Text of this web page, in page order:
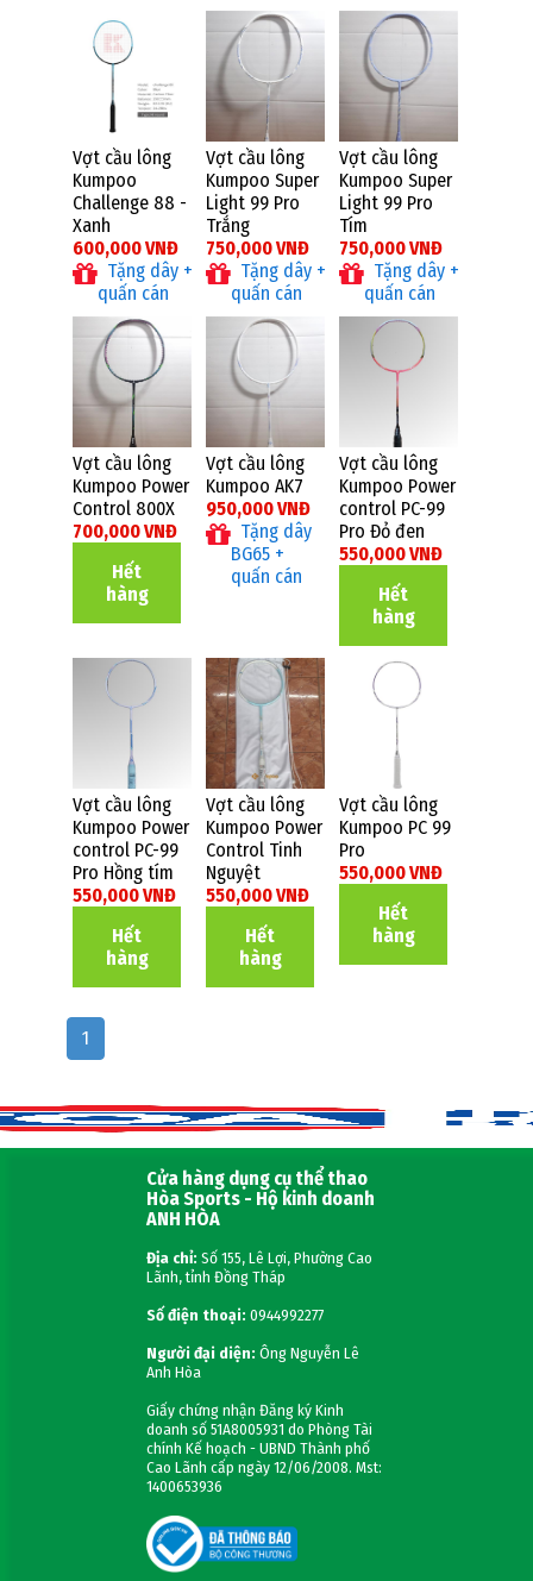
Vợt cầu lông
Kumpoo
Challenge 88 -
Xanh
600,000 VNĐ
Tặng dây +
quấn cán
Vợt cầu lông
Kumpoo Super
Light 99 Pro
Trắng
750,000 VNĐ
Tặng dây +
quấn cán
Vợt cầu lông
Kumpoo Super
Light 99 Pro
Tím
750,000 VNĐ
Tặng dây +
quấn cán
Vợt cầu lông
Kumpoo Power
Control 800X
700,000 VNĐ
Hết
hàng
Vợt cầu lông
Kumpoo AK7
950,000 VNĐ
Tặng dây
BG65 +
quấn cán
Vợt cầu lông
Kumpoo Power
control PC-99
Pro Đỏ đen
550,000 VNĐ
Hết
hàng
Vợt cầu lông
Kumpoo Power
control PC-99
Pro Hồng tím
550,000 VNĐ
Hết
hàng
Vợt cầu lông
Kumpoo Power
Control Tinh
Nguyệt
550,000 VNĐ
Hết
hàng
Vợt cầu lông
Kumpoo PC 99
Pro
550,000 VNĐ
Hết
hàng
1
Cửa hàng dụng cụ thể thao
Hòa Sports - Hộ kinh doanh
ANH HÒA
Địa chỉ: Số 155, Lê Lợi, Phường Cao
Lãnh, tỉnh Đồng Tháp
Số điện thoại: 0944992277
Người đại diện: Ông Nguyễn Lê
Anh Hòa
Giấy chứng nhận Đăng ký Kinh
doanh số 51A8005931 do Phòng Tài
chính Kế hoạch - UBND Thành phố
Cao Lãnh cấp ngày 12/06/2008. Mst:
1400653936